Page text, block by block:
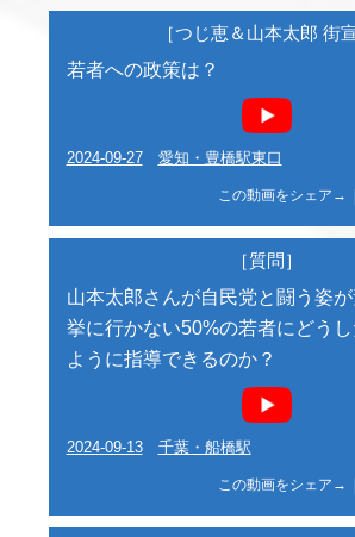
［つじ恵＆山本太郎 街宣
若者への政策は？
2024-09-27 愛知・豊橋駅東口
この動画をシェア→
［質問］
山本太郎さんが自民党と闘う姿
挙に行かない50%の若者にどうし
ように指導できるのか？
2024-09-13 千葉・船橋駅
この動画をシェア→